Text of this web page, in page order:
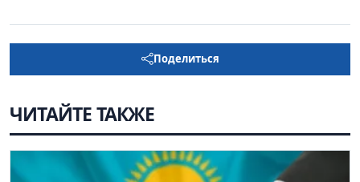
Поделиться
ЧИТАЙТЕ ТАКЖЕ